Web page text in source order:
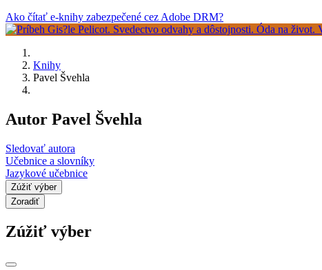
Ako čítať e-knihy zabezpečené cez Adobe DRM?
Knihy
Pavel Švehla
Autor Pavel Švehla
Sledovať autora
Učebnice a slovníky
Jazykové učebnice
Zúžiť výber
Zoradiť
Zúžiť výber